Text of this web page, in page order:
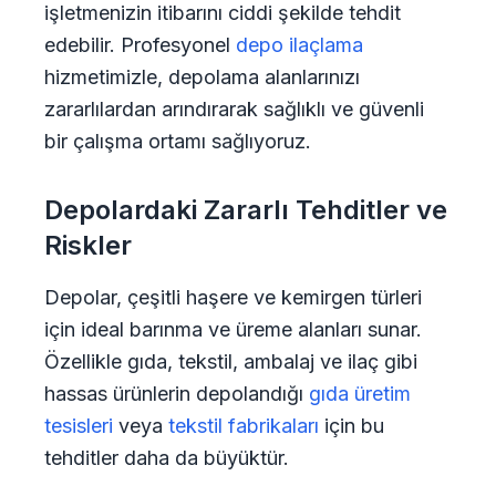
işletmenizin itibarını ciddi şekilde tehdit
edebilir. Profesyonel depo ilaçlama
hizmetimizle, depolama alanlarınızı
zararlılardan arındırarak sağlıklı ve güvenli
bir çalışma ortamı sağlıyoruz.
Depolardaki Zararlı Tehditler ve
Riskler
Depolar, çeşitli haşere ve kemirgen türleri
için ideal barınma ve üreme alanları sunar.
Özellikle gıda, tekstil, ambalaj ve ilaç gibi
hassas ürünlerin depolandığı gıda üretim
tesisleri veya tekstil fabrikaları için bu
tehditler daha da büyüktür.